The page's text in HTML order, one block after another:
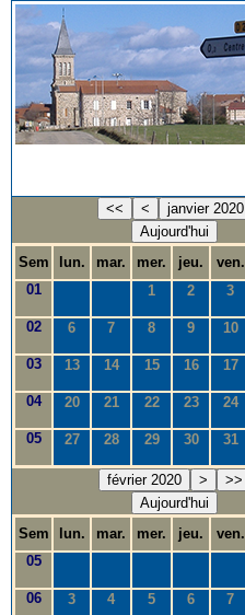
<< <
janvier 2020
Aujourd'hui
Sem
lun. mar. mer. jeu. ven.
01
1 2 3
02 6 7 8 9 10
03 13 14 15 16 17
04 20 21 22 23 24
05 27 28 29 30 31
février 2020 >
>>
Aujourd'hui
Sem
lun. mar. mer. jeu. ven.
05
06 3 4 5 6 7